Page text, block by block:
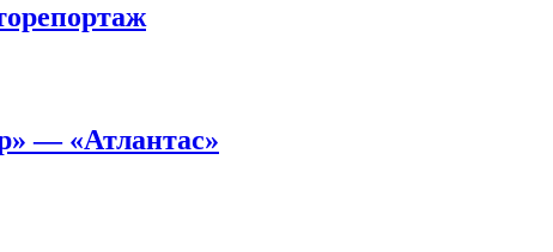
— «Атлантас»